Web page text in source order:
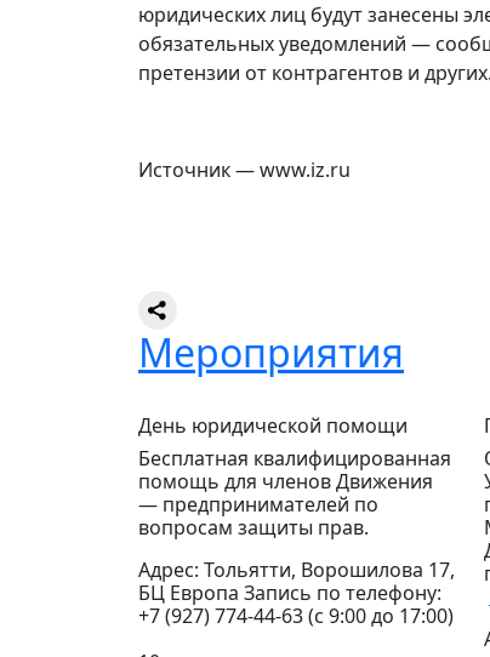
юридических лиц будут занесены
обязательных уведомлений —
претензии от контрагентов и других.
Источник — www.iz.ru
Мероприятия
День юридической помощи
Бесплатная квалифицированная
помощь для членов Движения
— предпринимателей по
вопросам защиты прав.
Адрес: Тольятти, Ворошилова 17,
БЦ Европа Запись по телефону:
+7 (927) 774-44-63 (с 9:00 до 17:00)